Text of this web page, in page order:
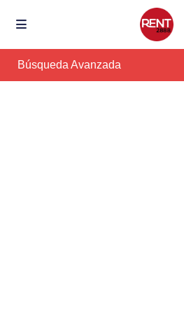
Búsqueda Avanzada